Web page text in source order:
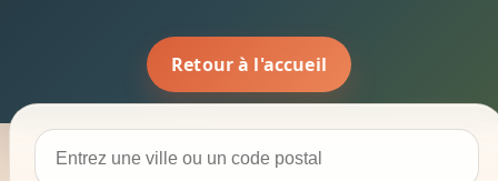
Retour à l'accueil